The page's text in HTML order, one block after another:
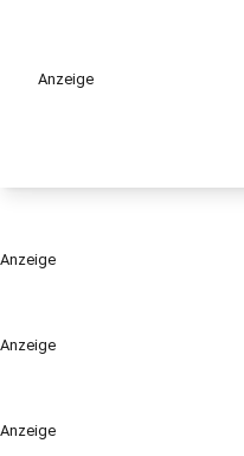
Anzeige
Anzeige
Anzeige
Anzeige